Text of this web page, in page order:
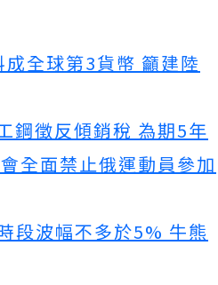
全球第3貨幣 籲建陸
鋼徵反傾銷稅 為期5年
全面禁止俄運動員參加
段波幅不多於5% 牛熊